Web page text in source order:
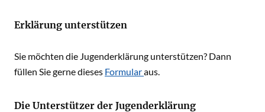
Erklärung unterstützen
Sie möchten die Jugenderklärung unterstützen? Dann
füllen Sie gerne dieses Formularaus.
Die Unterstützer der Jugenderklärung